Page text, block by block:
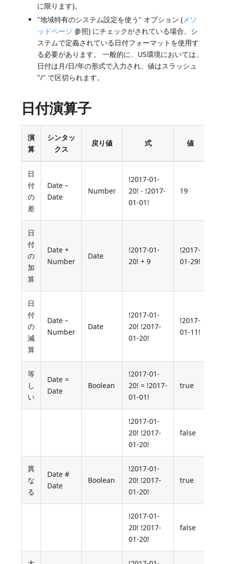
に限ります)。
"地域特有のシステム設定を使う" オプション ( メソ
ッドページ 参照) にチェックがされている場合、シ
ステムで定義されている日付フォーマットを使用す
る必要があります。 一般的に、US環境においては、
日付は月/日/年の形式で入力され、値はスラッシュ
"/" で区切られます。
日付演算子
演
算
シンタッ
クス
戻り値 式 値
日
付
の
差
Date –
Date
Number
!2017-01-
20! - !2017-
01-01!
19
日
付
の
加
算
Date +
Number
Date
!2017-01-
20! + 9
!2017-
01-29!
日
付
の
減
算
Date –
Number
Date
!2017-01-
20! !2017-
01-20!
!2017-
01-11!
等
し
い
Date =
Date
Boolean
!2017-01-
20! = !2017-
01-01!
true
!2017-01-
20! !2017-
01-20!
false
異
な
る
Date #
Date
Boolean
!2017-01-
20! !2017-
01-20!
true
!2017-01-
20! !2017-
01-20!
false